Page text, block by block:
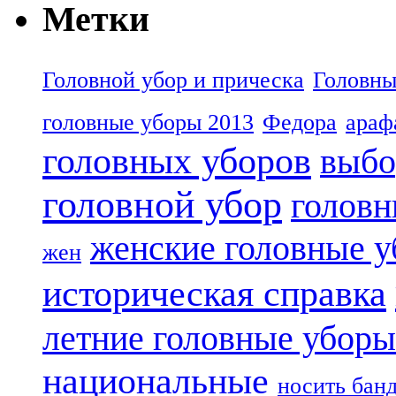
Метки
Головной убор и прическа
головные уборы 2013 Федора
головных уборов
головной убор
жен женские головные
историческая справка
летние головные уборы
национальные носить